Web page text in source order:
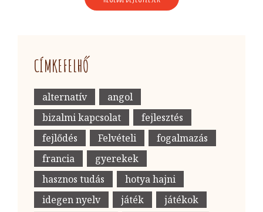
CÍMKEFELHŐ
alternatív
angol
bizalmi kapcsolat
fejlesztés
fejlődés
Felvételi
fogalmazás
francia
gyerekek
hasznos tudás
hotya hajni
idegen nyelv
játék
játékok